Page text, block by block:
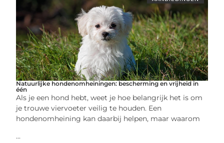
Natuurlijke hondenomheiningen: bescherming en vrijheid in
één
Als je een hond hebt, weet je hoe belangrijk het is om
je trouwe viervoeter veilig te houden. Een
hondenomheining kan daarbij helpen, maar waarom
...